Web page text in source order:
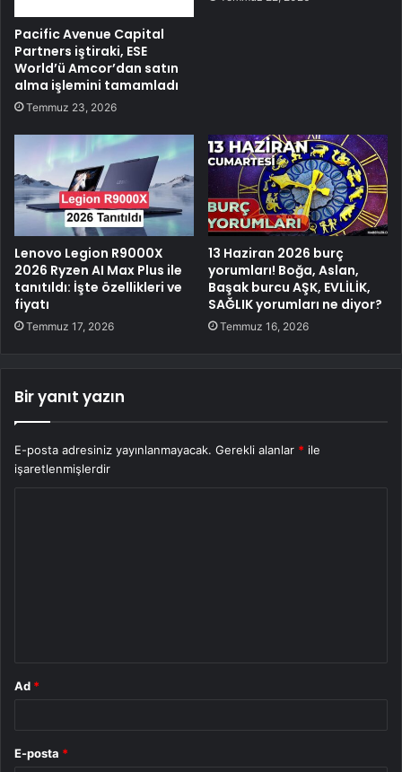
Pacific Avenue Capital
Partners iştiraki, ESE
World’ü Amcor’dan satın
alma işlemini tamamladı
Temmuz 23, 2026
Lenovo Legion R9000X
2026 Ryzen AI Max Plus ile
tanıtıldı: İşte özellikleri ve
fiyatı
Temmuz 17, 2026
13 Haziran 2026 burç
yorumları! Boğa, Aslan,
Başak burcu AŞK, EVLİLİK,
SAĞLIK yorumları ne diyor?
Temmuz 16, 2026
Bir yanıt yazın
E-posta adresiniz yayınlanmayacak. Gerekli alanlar * ile
işaretlenmişlerdir
Ad *
E-posta *